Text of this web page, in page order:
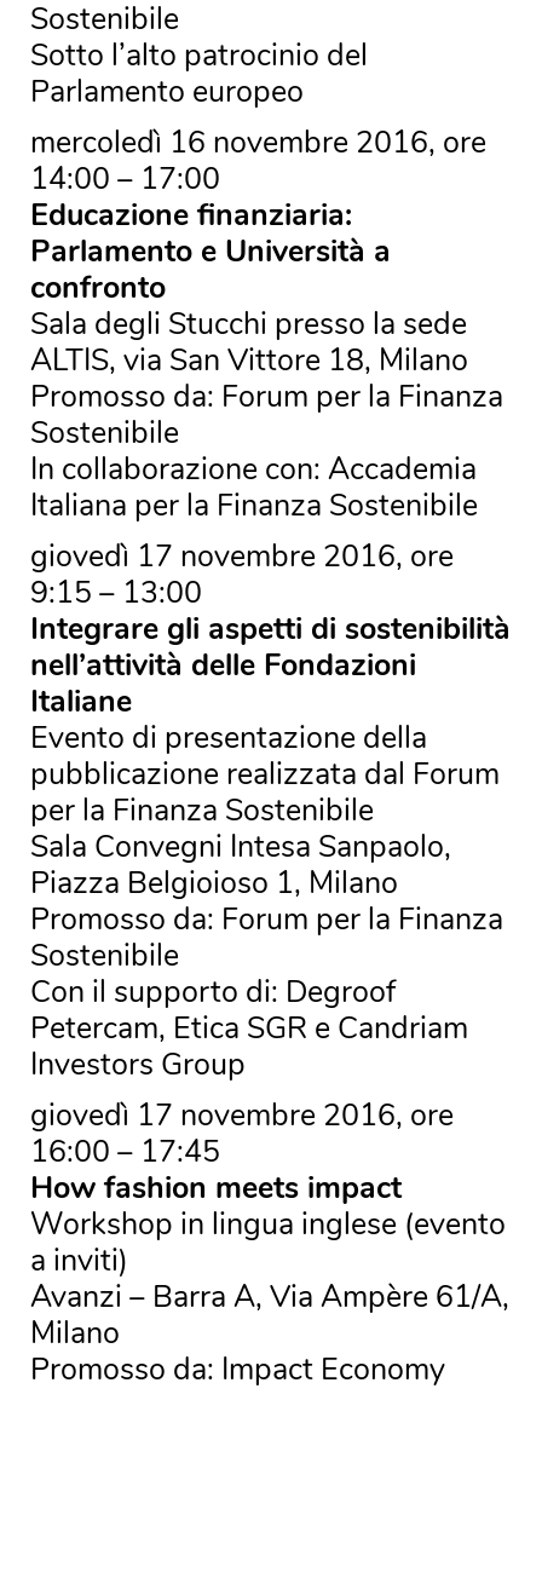
Sostenibile
Sotto l’alto patrocinio del
Parlamento europeo
mercoledì 16 novembre 2016, ore
14:00 – 17:00
Educazione finanziaria:
Parlamento e Università a
confronto
Sala degli Stucchi presso la sede
ALTIS, via San Vittore 18, Milano
Promosso da: Forum per la Finanza
Sostenibile
In collaborazione con: Accademia
Italiana per la Finanza Sostenibile
giovedì 17 novembre 2016, ore
9:15 – 13:00
Integrare gli aspetti di sostenibilità
nell’attività delle Fondazioni
Italiane
Evento di presentazione della
pubblicazione realizzata dal Forum
per la Finanza Sostenibile
Sala Convegni Intesa Sanpaolo,
Piazza Belgioioso 1, Milano
Promosso da: Forum per la Finanza
Sostenibile
Con il supporto di: Degroof
Petercam, Etica SGR e Candriam
Investors Group
giovedì 17 novembre 2016, ore
16:00 – 17:45
How fashion meets impact
Workshop in lingua inglese (evento
a inviti)
Avanzi – Barra A, Via Ampère 61/A,
Milano
Promosso da: Impact Economy